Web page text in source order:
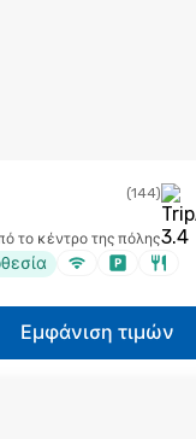
(144)
το κέντρο της πόλης
Εμφάνιση τιμών